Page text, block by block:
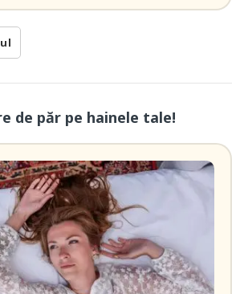
de păr pe hainele tale!